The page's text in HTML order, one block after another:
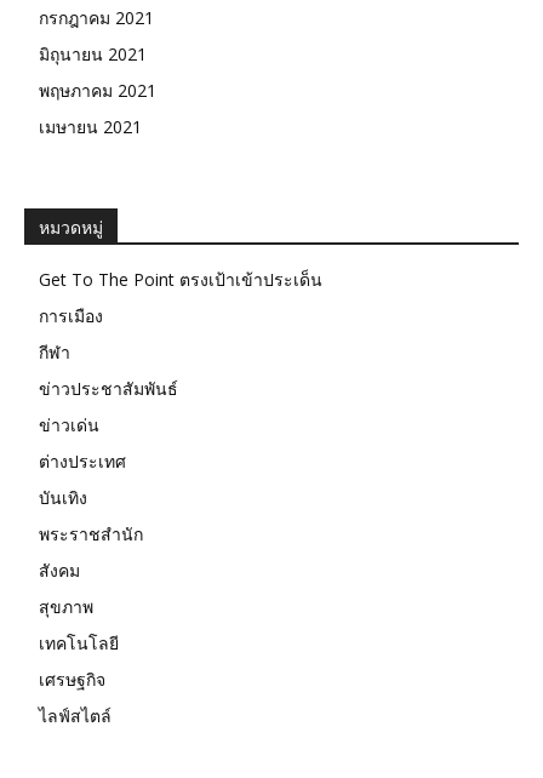
กรกฎาคม 2021
มิถุนายน 2021
พฤษภาคม 2021
เมษายน 2021
หมวดหมู่
Get To The Point ตรงเป้าเข้าประเด็น
การเมือง
กีฬา
ข่าวประชาสัมพันธ์
ข่าวเด่น
ต่างประเทศ
บันเทิง
พระราชสำนัก
สังคม
สุขภาพ
เทคโนโลยี
เศรษฐกิจ
ไลฟ์สไตล์